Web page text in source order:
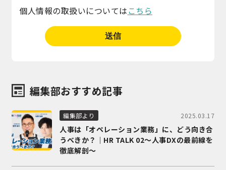
個人情報の取扱いについては こちら
編集部おすすめ記事
編集部より 2025.03.17
人事は「オペレーション業務」に、どう向き合
うべきか？｜HR TALK 02～人事DXの最前線を
徹底解剖～